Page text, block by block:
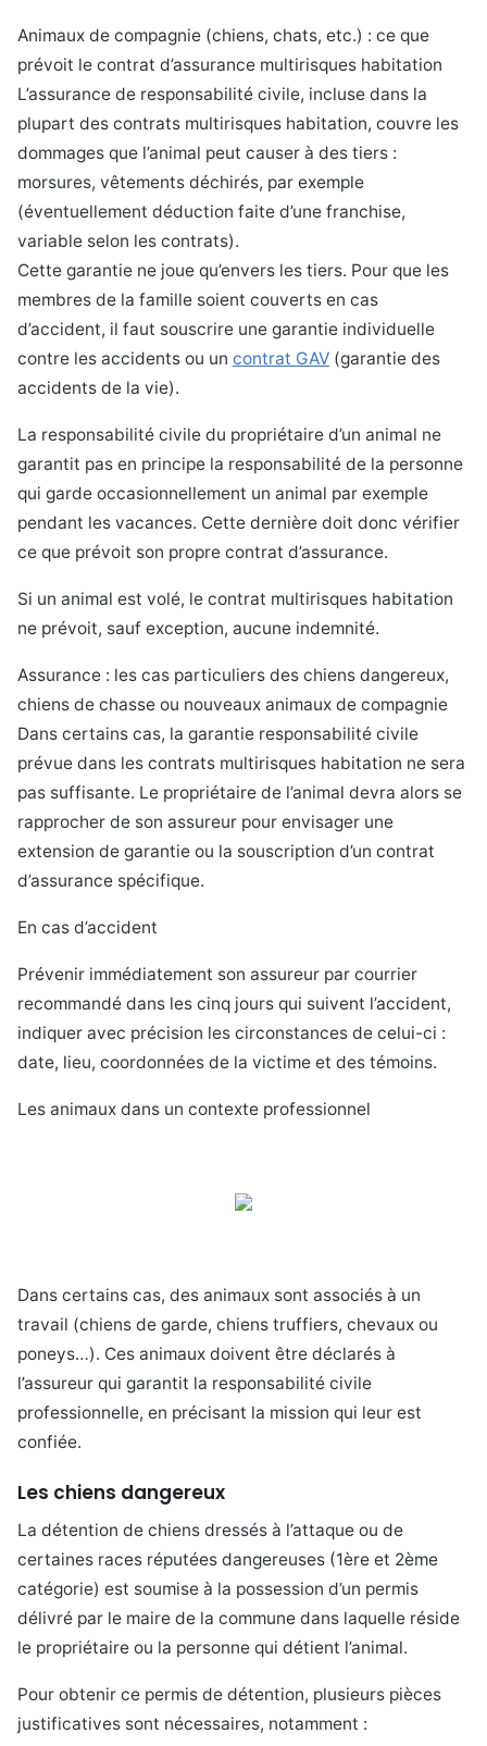
Animaux de compagnie (chiens, chats, etc.) : ce que
prévoit le contrat d’assurance multirisques habitation
L’assurance de responsabilité civile, incluse dans la
plupart des contrats multirisques habitation, couvre les
dommages que l’animal peut causer à des tiers :
morsures, vêtements déchirés, par exemple
(éventuellement déduction faite d’une franchise,
variable selon les contrats).
Cette garantie ne joue qu’envers les tiers. Pour que les
membres de la famille soient couverts en cas
d’accident, il faut souscrire une garantie individuelle
contre les accidents ou un contrat GAV (garantie des
accidents de la vie).
La responsabilité civile du propriétaire d’un animal ne
garantit pas en principe la responsabilité de la personne
qui garde occasionnellement un animal par exemple
pendant les vacances. Cette dernière doit donc vérifier
ce que prévoit son propre contrat d’assurance.
Si un animal est volé, le contrat multirisques habitation
ne prévoit, sauf exception, aucune indemnité.
Assurance : les cas particuliers des chiens dangereux,
chiens de chasse ou nouveaux animaux de compagnie
Dans certains cas, la garantie responsabilité civile
prévue dans les contrats multirisques habitation ne sera
pas suffisante. Le propriétaire de l’animal devra alors se
rapprocher de son assureur pour envisager une
extension de garantie ou la souscription d’un contrat
d’assurance spécifique.
En cas d’accident
Prévenir immédiatement son assureur par courrier
recommandé dans les cinq jours qui suivent l’accident,
indiquer avec précision les circonstances de celui-ci :
date, lieu, coordonnées de la victime et des témoins.
Les animaux dans un contexte professionnel
Dans certains cas, des animaux sont associés à un
travail (chiens de garde, chiens truffiers, chevaux ou
poneys…). Ces animaux doivent être déclarés à
l’assureur qui garantit la responsabilité civile
professionnelle, en précisant la mission qui leur est
confiée.
Les chiens dangereux
La détention de chiens dressés à l’attaque ou de
certaines races réputées dangereuses (1ère et 2ème
catégorie) est soumise à la possession d’un permis
délivré par le maire de la commune dans laquelle réside
le propriétaire ou la personne qui détient l’animal.
Pour obtenir ce permis de détention, plusieurs pièces
justificatives sont nécessaires, notamment :